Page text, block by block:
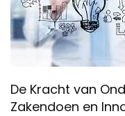
De Kracht van
Zakendoen en